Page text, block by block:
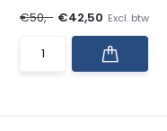
€50,- €42,50 Excl. btw